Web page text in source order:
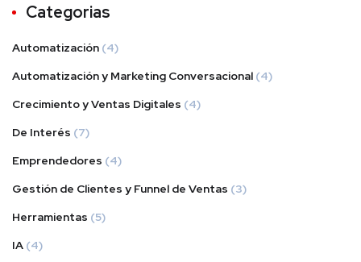
Categorias
Automatización (4)
Automatización y Marketing Conversacional (4)
Crecimiento y Ventas Digitales (4)
De Interés (7)
Emprendedores (4)
Gestión de Clientes y Funnel de Ventas (3)
Herramientas (5)
IA (4)